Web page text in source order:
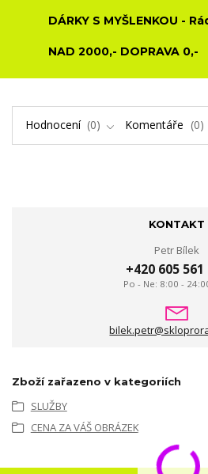
DÁRKY S MYŠLENKOU -
NAD 2000,- DOPRAVA 0,-
Hodnocení 0 Komentáře 0
KONTAKT
Petr Bílek
+420 605 561
Po - Ne: 8:00 -
Zboží zařazeno v kategoriích
SLUŽBY
CENA ZA VÁŠ OBRÁZEK